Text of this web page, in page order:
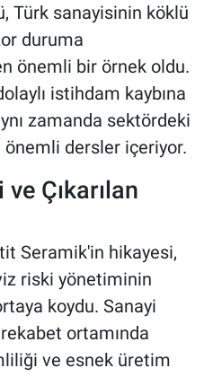
Türk sanayisinin köklü
duruma
önemli bir örnek oldu.
istihdam kaybına
zamanda sektördeki
dersler içeriyor.
Çıkarılan
Seramik'in hikayesi,
riski yönetiminin
koydu. Sanayi
ortamında
ve esnek üretim